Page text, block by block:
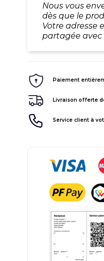
Nous vous
dès que le
Votre adresse
partagée
Paiement
Livraison offerte
Service client à